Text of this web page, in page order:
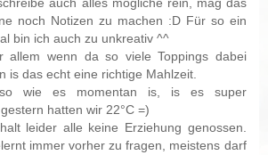
auch alles mögliche rein, mag das
noch Notizen zu machen :D Für so ein
bin ich auch zu unkreativ ^^
allem wenn da so viele Toppings dabei
is das echt eine richtige Mahlzeit.
wie es momentan is, is es super
hatten wir 22°C =)
leider alle keine Erziehung genossen.
immer vorher zu fragen, meistens darf